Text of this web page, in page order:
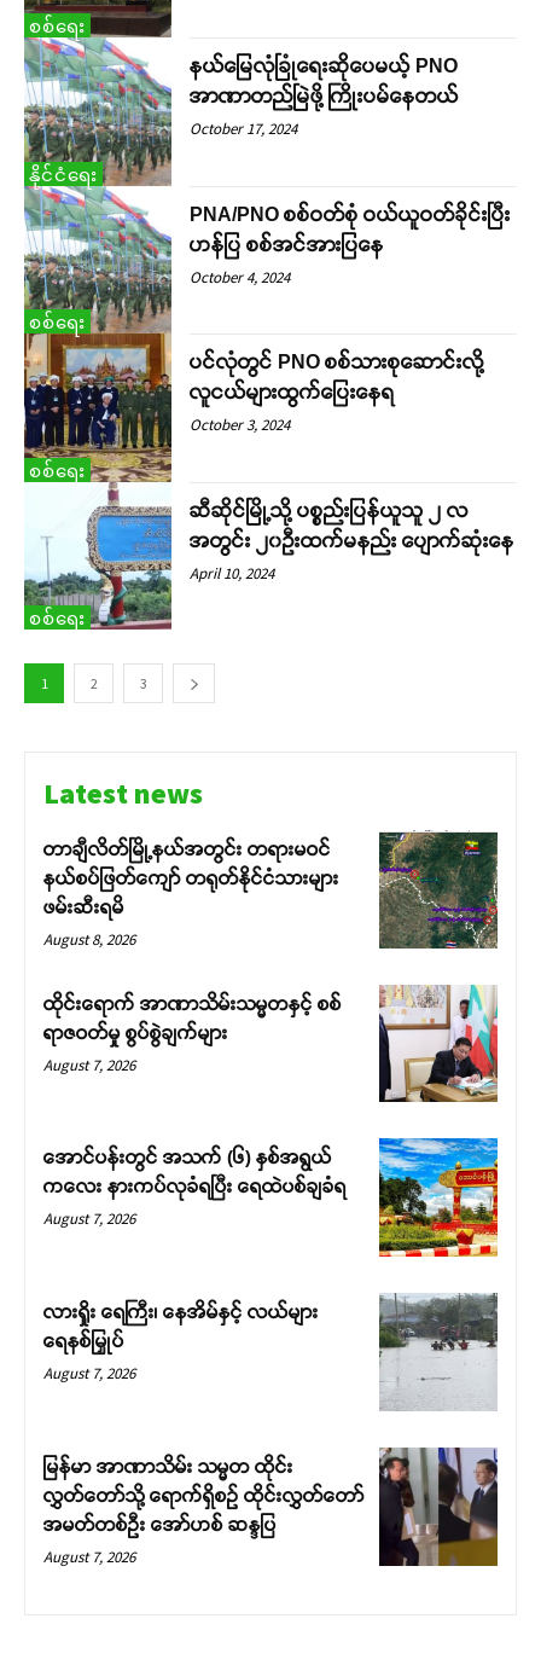
စစ်ရေး
နိုင်ငံရေး
နယ်မြေလုံခြုံရေးဆိုပေမယ့် PNO
အာဏာတည်မြဲဖို့ ကြိုးပမ်နေတယ်
October 17, 2024
စစ်ရေး
PNA/PNO စစ်ဝတ်စုံ ဝယ်ယူဝတ်ခိုင်းပြီး
ဟန်ပြ စစ်အင်အားပြနေ
October 4, 2024
စစ်ရေး
ပင်လုံတွင် PNO စစ်သားစုဆောင်းလို့
လူငယ်များထွက်ပြေးနေရ
October 3, 2024
စစ်ရေး
ဆီဆိုင်မြို့သို့ ပစ္စည်းပြန်ယူသူ ၂ လ
အတွင်း ၂၀ဦးထက်မနည်း ပျောက်ဆုံးနေ
April 10, 2024
1 2 3
Latest news
တာချီလိတ်မြို့နယ်အတွင်း တရားမဝင်
နယ်စပ်ဖြတ်ကျော် တရုတ်နိုင်ငံသားများ
ဖမ်းဆီးရမိ
August 8, 2026
ထိုင်းရောက် အာဏာသိမ်းသမ္မတနှင့် စစ်
ရာဇဝတ်မှု စွပ်စွဲချက်များ
August 7, 2026
အောင်ပန်းတွင် အသက် (၆) နှစ်အရွယ်
ကလေး နားကပ်လုခံရပြီး ရေထဲပစ်ချခံရ
August 7, 2026
လားရှိုး ရေကြီး၊ နေအိမ်နှင့် လယ်များ
ရေနစ်မြှုပ်
August 7, 2026
မြန်မာ အာဏာသိမ်း သမ္မတ ထိုင်း
လွှတ်တော်သို့ ရောက်ရှိစဉ် ထိုင်းလွှတ်တော်
အမတ်တစ်ဦး အော်ဟစ် ဆန္ဒပြ
August 7, 2026